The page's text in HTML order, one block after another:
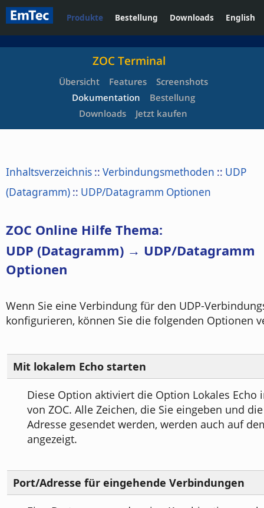
Produkte Bestellung Downloads English
ZOC Terminal
Übersicht Features
Screenshots
Dokumentation
Bestellung
Downloads
Jetzt kaufen
Inhaltsverzeichnis :: Verbindungsmethoden :: UDP
(Datagramm) :: UDP/Datagramm Optionen
ZOC Online Hilfe Thema:
UDP (Datagramm) → UDP/Datagramm
Optionen
Wenn Sie eine Verbindung für den UDP-
konfigurieren, können Sie die folgenden Optionen
Mit lokalem Echo starten
Diese Option aktiviert die Option Lokales Echo
von ZOC. Alle Zeichen, die Sie eingeben und
Adresse gesendet werden, werden auch auf
angezeigt.
Port/Adresse für eingehende Verbindungen